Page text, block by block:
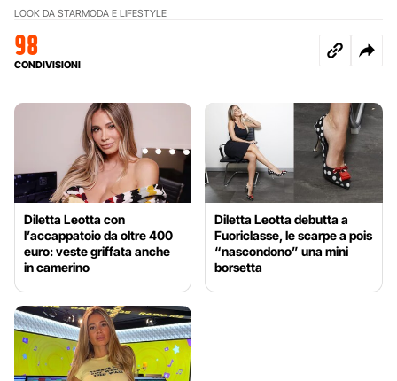
LOOK DA STARMODA E LIFESTYLE
98
CONDIVISIONI
Diletta Leotta con
l’accappatoio da oltre 400
euro: veste griffata anche
in camerino
Diletta Leotta debutta a
Fuoriclasse, le scarpe a pois
“nascondono” una mini
borsetta